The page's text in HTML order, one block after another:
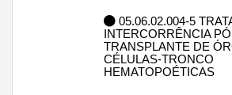
05.06.02.004-5
INTERCORRÊNCIA
TRANSPLANTE DE
CÉLULAS-TRONCO
HEMATOPOÉTICAS